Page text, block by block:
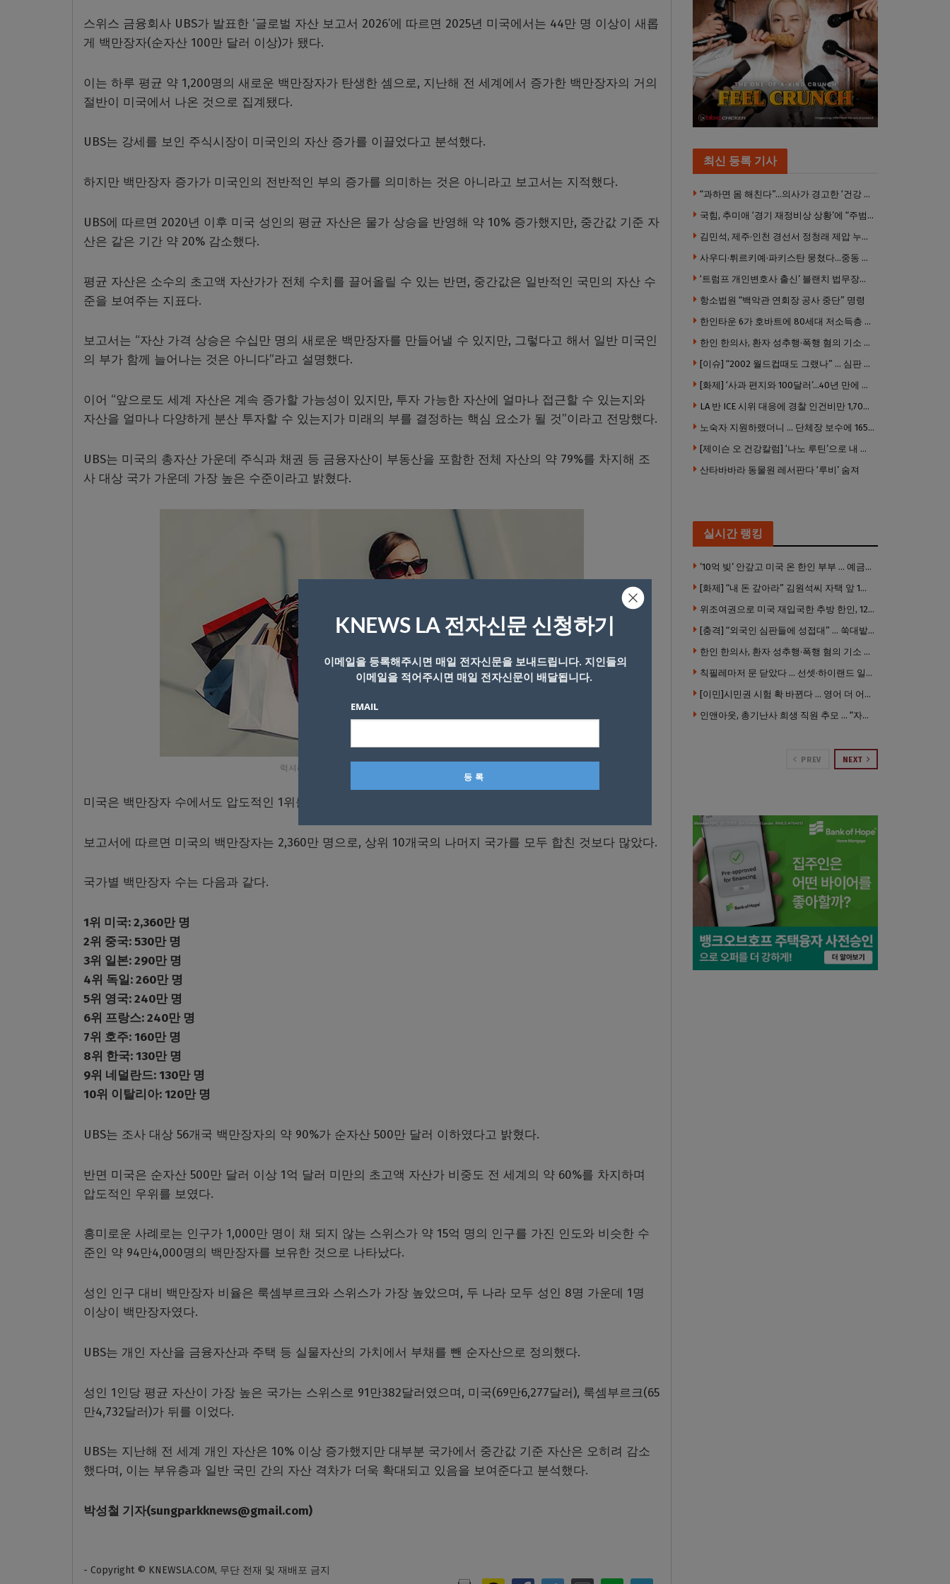
스위스 금융회사 UBS가 발표한 ‘글로벌 자산 보고서 2026’에 따르면 2025년 미국에서는 44만 명 이상이 새롭
게 백만장자(순자산 100만 달러 이상)가 됐다.
이는 하루 평균 약 1,200명의 새로운 백만장자가 탄생한 셈으로, 지난해 전 세계에서 증가한 백만장자의 거의
절반이 미국에서 나온 것으로 집계됐다.
UBS는 강세를 보인 주식시장이 미국인의 자산 증가를 이끌었다고 분석했다.
하지만 백만장자 증가가 미국인의 전반적인 부의 증가를 의미하는 것은 아니라고 보고서는 지적했다.
UBS에 따르면 2020년 이후 미국 성인의 평균 자산은 물가 상승을 반영해 약 10% 증가했지만, 중간값 기준 자
산은 같은 기간 약 20% 감소했다.
평균 자산은 소수의 초고액 자산가가 전체 수치를 끌어올릴 수 있는 반면, 중간값은 일반적인 국민의 자산 수
준을 보여주는 지표다.
보고서는 “자산 가격 상승은 수십만 명의 새로운 백만장자를 만들어낼 수 있지만, 그렇다고 해서 일반 미국인
의 부가 함께 늘어나는 것은 아니다”라고 설명했다.
이어 “앞으로도 세계 자산은 계속 증가할 가능성이 있지만, 투자 가능한 자산에 얼마나 접근할 수 있는지와
자산을 얼마나 다양하게 분산 투자할 수 있는지가 미래의 부를 결정하는 핵심 요소가 될 것”이라고 전망했다.
UBS는 미국의 총자산 가운데 주식과 채권 등 금융자산이 부동산을 포함한 전체 자산의 약 79%를 차지해 조
사 대상 국가 가운데 가장 높은 수준이라고 밝혔다.
럭셔리한 여성. Photo by freestocks on Unsplash
미국은 백만장자 수에서도 압도적인 1위를 기록했다.
보고서에 따르면 미국의 백만장자는 2,360만 명으로, 상위 10개국의 나머지 국가를 모두 합친 것보다 많았다.
국가별 백만장자 수는 다음과 같다.
1위 미국: 2,360만 명
2위 중국: 530만 명
3위 일본: 290만 명
4위 독일: 260만 명
5위 영국: 240만 명
6위 프랑스: 240만 명
7위 호주: 160만 명
8위 한국: 130만 명
9위 네덜란드: 130만 명
10위 이탈리아: 120만 명
UBS는 조사 대상 56개국 백만장자의 약 90%가 순자산 500만 달러 이하였다고 밝혔다.
반면 미국은 순자산 500만 달러 이상 1억 달러 미만의 초고액 자산가 비중도 전 세계의 약 60%를 차지하며
압도적인 우위를 보였다.
흥미로운 사례로는 인구가 1,000만 명이 채 되지 않는 스위스가 약 15억 명의 인구를 가진 인도와 비슷한 수
준인 약 94만4,000명의 백만장자를 보유한 것으로 나타났다.
성인 인구 대비 백만장자 비율은 룩셈부르크와 스위스가 가장 높았으며, 두 나라 모두 성인 8명 가운데 1명
이상이 백만장자였다.
UBS는 개인 자산을 금융자산과 주택 등 실물자산의 가치에서 부채를 뺀 순자산으로 정의했다.
성인 1인당 평균 자산이 가장 높은 국가는 스위스로 91만382달러였으며, 미국(69만6,277달러), 룩셈부르크(65
만4,732달러)가 뒤를 이었다.
UBS는 지난해 전 세계 개인 자산은 10% 이상 증가했지만 대부분 국가에서 중간값 기준 자산은 오히려 감소
했다며, 이는 부유층과 일반 국민 간의 자산 격차가 더욱 확대되고 있음을 보여준다고 분석했다.
박성철 기자(sungparkknews@gmail.com)
- Copyright © KNEWSLA.COM, 무단 전재 및 재배포 금지
최신 등록 기사
“과하면 몸 해친다”…의사가 경고한 ‘건강 습관’ 5가지
국힘, 추미애 ‘경기 재정비상 상황’에 “주범은 이재명 전 지사”
김민석, 제주·인천 경선서 정청래 제압 누적 1위 탈환
사우디·튀르키예·파키스탄 뭉쳤다…중동 새 안보축 부상하나
‘트럼프 개인변호사 출신’ 블랜치 법무장관 인준…상원 50대49 가결
항소법원 “백악관 연회장 공사 중단” 명령
한인타운 6가 호바트에 80세대 저소득층 아파트 준공
한인 한의사, 환자 성추행·폭행 혐의 기소 … 면허 긴급정지
[이슈] “2002 월드컵때도 그랬나” … 심판 성접대 의혹 해외로 일파만파, 4강 신화까지 불똥
[화제] ‘사과 편지와 100달러’…40년 만에 훔친 책 돌려준 절도범
LA 반 ICE 시위 대응에 경찰 인건비만 1,700만 달러 썼다.
노숙자 지원하랬더니 … 단체장 보수에 165만 달러 ‘펑펑’
[제이슨 오 건강칼럼] ‘나노 루틴’으로 내 몸 기적 만들기
산타바바라 동물원 레서판다 ‘루비’ 숨져
실시간 랭킹
’10억 빚’ 안갚고 미국 온 한인 부부 … 예금보험공사, 미국서 소송
[화제] “내 돈 갚아라” 김원석씨 자택 앞 1인 광대 시위 … 한인 투자사, “108만 달러 못받아”
위조여권으로 미국 재입국한 추방 한인, 120만 달러 은행 사기 행각
[충격] “외국인 심판들에 성접대” … 쑥대밭된 축협 어디까지 추락하나
한인 한의사, 환자 성추행·폭행 혐의 기소 … 면허 긴급정지
칙필레마저 문 닫았다 … 선셋·하이랜드 일대 ‘황량한 거리’로
[이민]시민권 시험 확 바뀐다 … 영어 더 어렵게, 민간시험 도입 추진
인앤아웃, 총기난사 희생 직원 추모 … “자신의 매장 운영이 꿈이었다”
PREV NEXT
KNEWS LA 전자신문 신청하기
이메일을 등록해주시면 매일 전자신문을 보내드립니다. 지인들의
이메일을 적어주시면 매일 전자신문이 배달됩니다.
EMAIL